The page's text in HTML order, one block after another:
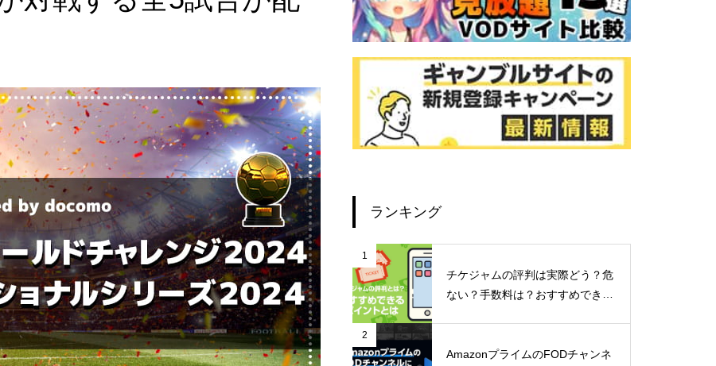
ランキング
1
チケジャムの評判は実際どう？危
ない？手数料は？おすすめできる
2
AmazonプライムのFODチャンネ